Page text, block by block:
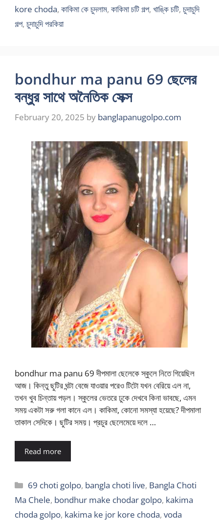
kore choda, কাকিমা কে চুদলাম, কাকিমা চটি গল্প, খাঙ্কি চটি, চুদাচুদি
গল্প, চুদাচুদি পরকিয়া
bondhur ma panu 69 ছেলের
বন্ধুর সাথে অনৈতিক সেক্স
February 20, 2025 by banglapanugolpo.com
bondhur ma panu 69 দীপমালা ছেলেকে স্কুলে নিতে গিয়েছিল
আজ। কিন্তু ছুটির ঘন্টা বেজে যাওয়ার পরেও টিটো যখন বেরিয়ে এল না,
তখন খুব চিন্তায় পড়ল। স্কুলের ভেতরে ঢুকে দেখবে কিনা ভাবছে, এমন
সময় একটা সরু গলা কানে এল। কাকিমা, কোনো সমস্যা হয়েছে? দীপমালা
তাকাল সেদিকে। ছুটির সময়। প্রচুর ছেলেমেয়ে দলে …
Read more
Categories
69 choti golpo, bangla choti live, Bangla Choti
Ma Chele, bondhur make chodar golpo, kakima
choda golpo, kakima ke jor kore choda, voda